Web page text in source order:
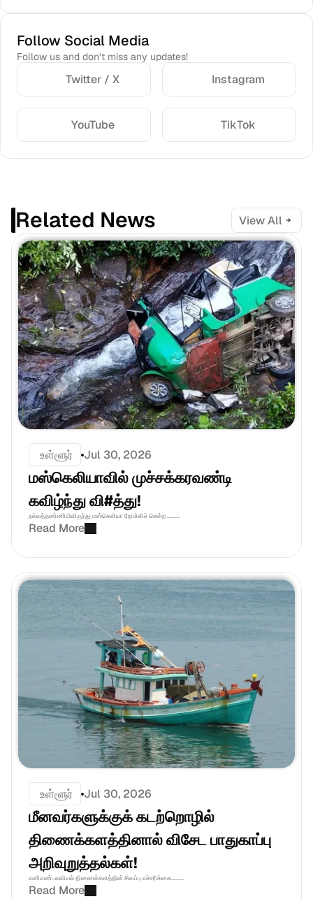
Follow Social Media
Follow us and don’t miss any updates!
Twitter / X Instagram
YouTube TikTok
Related News View All
உள்ளூர் Jul 30, 2026
மஸ்கெலியாவில் முச்சக்கரவண்டி
கவிழ்ந்து வி#த்து!
நல்லத்தண்ணியிலிருந்து மஸ்கெலியா நோக்கிச் சென்ற .........
Read More
உள்ளூர் Jul 30, 2026
மீனவர்களுக்குக் கடற்றொழில்
திணைக்களத்தினால் விசேட பாதுகாப்பு
அறிவுறுத்தல்கள்!
வளிமண்டலவியல் திணைக்களத்தின் சிவப்பு எச்சரிக்கை.........
Read More